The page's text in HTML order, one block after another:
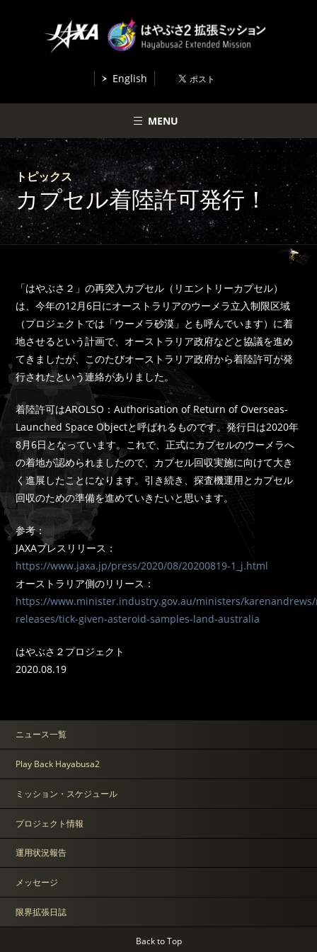
English
MENU
トピックス
カプセル着陸許可発行！
「はやぶさ２」の再突入カプセル（リエントリーカプセル）
は、今年の12月6日にオーストラリアのウーメラ立入制限区域
（プロジェクトでは「ウーメラ砂漠」とも呼んでいます）に着
地させるという計画で、オーストラリア政府などと協議を進め
てきましたが、このたびオーストラリア政府から着陸許可が発
行されたという連絡がありました。
着陸許可はAROLSO：Authorisation of Return of Overseas-
Launched Space Objectと呼ばれるものです。発行日は2020年
8月6日となっています。これで、正式にカプセルのウーメラへ
の着地が認められましたので、カプセル回収実施に向けて大き
く進展したことになります。引き続き、探査機運用とカプセル
回収のための準備を進めていきたいと思います。
参考：
JAXAプレスリリース：
https://www.jaxa.jp/press/2020/08/20200819-1_j.html
オーストラリア側のリリース：
https://www.minister.industry.gov.au/ministers/
releases/tick-given-asteroid-samples-land-australia
はやぶさ２プロジェクト
2020.08.19
ニュース一覧
Play Back Hayabusa2
ミッション・スケジュール
プロジェクト情報
運用状況報告
メッセージ
限界拡張日誌
Back to Top